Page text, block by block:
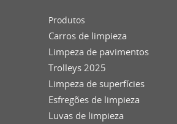
Produtos
Carros de limpieza
Limpeza de pavimentos
Trolleys 2025
Limpeza de superfícies
Esfregões de limpieza
Luvas de limpieza